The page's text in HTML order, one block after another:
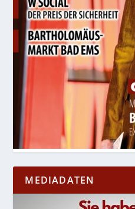
MEDIADATEN